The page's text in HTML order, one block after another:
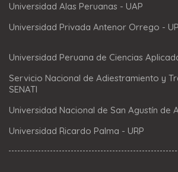
Universidad Alas Peruanas - UAP
Universidad Privada Antenor Orrego -
Universidad Peruana de Ciencias
Servicio Nacional de Adiestramiento y
SENATI
Universidad Nacional de San Agustín de
Universidad Ricardo Palma - URP